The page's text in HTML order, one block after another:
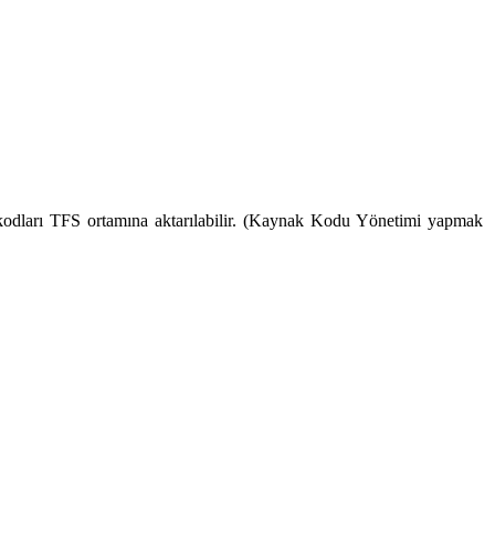
TFS ortamına aktarılabilir. (Kaynak Kodu Yönetimi yapmak